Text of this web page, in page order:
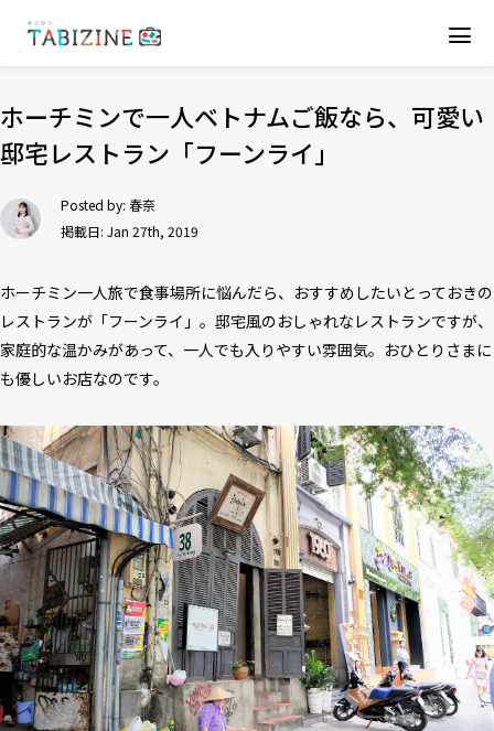
ホーチミンで一人ベトナムご飯なら、可愛い
邸宅レストラン「フーンライ」
Posted by: 春奈
掲載日: Jan 27th, 2019
ホーチミン一人旅で食事場所に悩んだら、おすすめしたいとっておきの
レストランが「フーンライ」。邸宅風のおしゃれなレストランですが、
家庭的な温かみがあって、一人でも入りやすい雰囲気。おひとりさまに
も優しいお店なのです。